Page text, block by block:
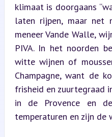
klimaat is doorgaans
laten rijpen, maar net
meneer Vande Walle,
PIVA. In het noorden
witte wijnen of
Champagne, want de
frisheid en zuurtegraad
in de Provence en
temperaturen en zijn de